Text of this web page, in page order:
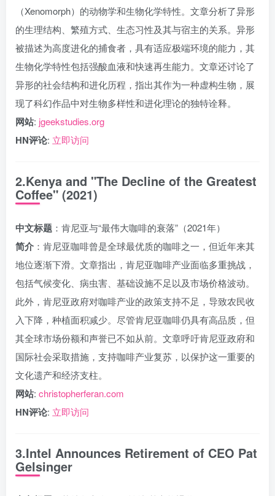
（Xenomorph）的动物学和生物化学特性。文章分析了异形
的生理结构、繁殖方式、生态习性及其与宿主的关系。异形
被描述为高度进化的捕食者，具有适应极端环境的能力，其
生物化学特性包括强酸血液和快速再生能力。文章还讨论了
异形的社会结构和进化历程，指出其作为一种虚构生物，展
现了科幻作品中对生物多样性和进化理论的独特诠释。
网站: jgeekstudies.org
HN评论: 立即访问
2.Kenya and "The Decline of the Greatest
Coffee" (2021)
中文标题 ：肯尼亚与“最伟大咖啡的衰落”（2021年）
简介 ：肯尼亚咖啡曾是全球最优质的咖啡之一，但近年来其
地位逐渐下滑。文章指出，肯尼亚咖啡产业面临多重挑战，
包括气候变化、病虫害、基础设施不足以及市场价格波动。
此外，肯尼亚政府对咖啡产业的政策支持不足，导致农民收
入下降，种植面积减少。尽管肯尼亚咖啡仍具有高品质，但
其全球市场份额和声誉已不如从前。文章呼吁肯尼亚政府和
国际社会采取措施，支持咖啡产业复苏，以保护这一重要的
文化遗产和经济支柱。
网站: christopherferan.com
HN评论: 立即访问
3.Intel Announces Retirement of CEO Pat
Gelsinger